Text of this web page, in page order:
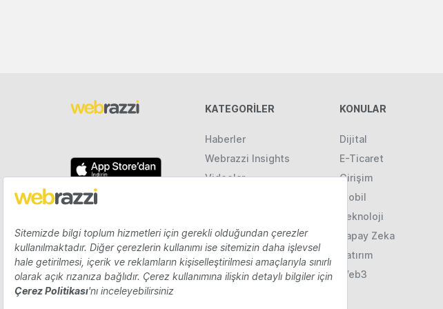
KATEGORILER
Haberler
Webrazzi Insights
Videolar
KONULAR
Dijital
E-Ticaret
Girişim
Mobil
Teknoloji
Yapay Zeka
Yatırım
Web3